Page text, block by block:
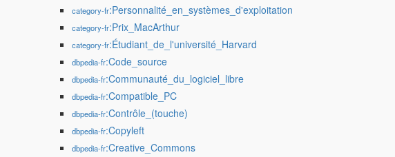
category-fr:Personnalité_en_systèmes_d'exploitation
category-fr:Prix_MacArthur
category-fr:Étudiant_de_l'université_Harvard
dbpedia-fr:Code_source
dbpedia-fr:Communauté_du_logiciel_libre
dbpedia-fr:Compatible_PC
dbpedia-fr:Contrôle_(touche)
dbpedia-fr:Copyleft
dbpedia-fr:Creative_Commons